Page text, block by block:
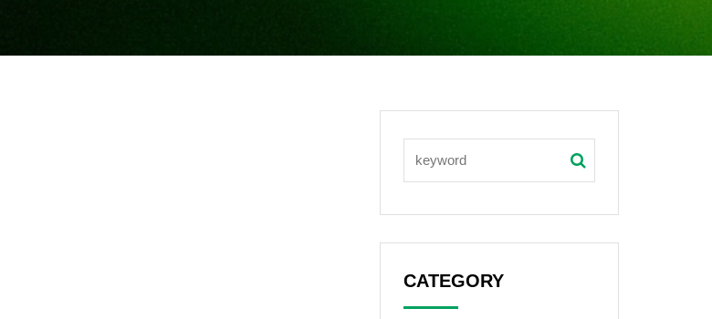
CATEGORY